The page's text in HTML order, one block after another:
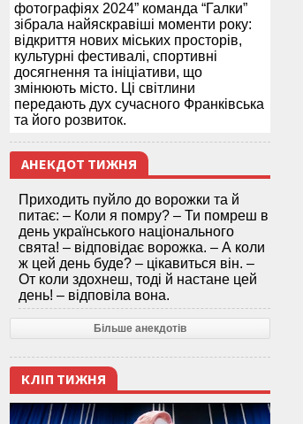
фотографіях 2024” команда “Галки”
зібрала найяскравіші моменти року:
відкриття нових міських просторів,
культурні фестивалі, спортивні
досягнення та ініціативи, що
змінюють місто. Ці світлини
передають дух сучасного Франківська
та його розвиток.
АНЕКДОТ ТИЖНЯ
Приходить пуйло до ворожки та й
питає: – Коли я помру? – Ти помреш в
день українського національного
свята! – відповідає ворожка. – А коли
ж цей день буде? – цікавиться він. –
От коли здохнеш, тоді й настане цей
день! – відповіла вона.
Більше анекдотів
КЛІП ТИЖНЯ